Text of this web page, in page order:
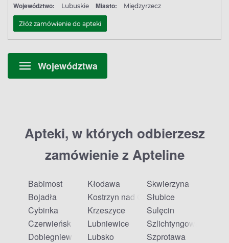
Województwo: Lubuskie Miasto: Międzyrzecz
Złóż zamówienie do apteki
Województwa
Apteki, w których odbierzesz
zamówienie z Apteline
Babimost
Bojadła
Cybinka
Czerwieńsk
Dobiegniew
Kłodawa
Kostrzyn nad Odrą
Krzeszyce
Lubniewice
Lubsko
Skwierzyna
Słubice
Sulęcin
Szlichtyngowa
Szprotawa